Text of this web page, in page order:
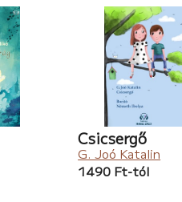
Csicsergő
G. Joó Katalin
1490 Ft-tól